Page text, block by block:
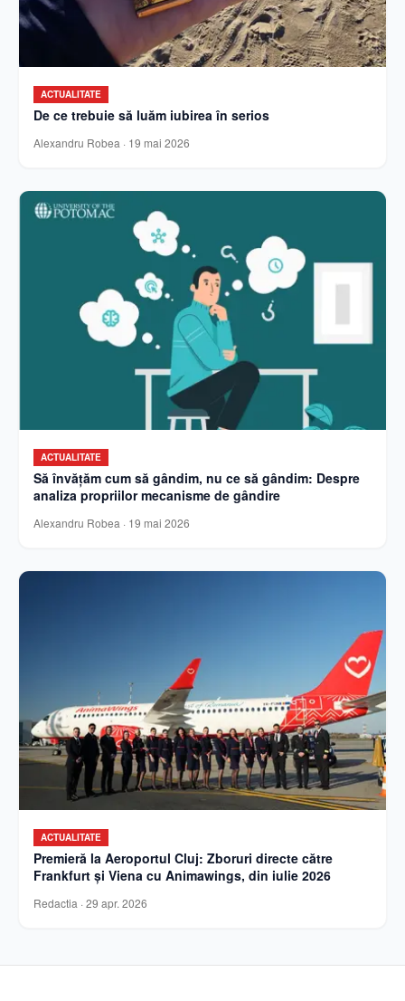
ACTUALITATE
De ce trebuie să luăm iubirea în serios
Alexandru Robea · 19 mai 2026
ACTUALITATE
Să învățăm cum să gândim, nu ce să gândim: Despre
analiza propriilor mecanisme de gândire
Alexandru Robea · 19 mai 2026
ACTUALITATE
Premieră la Aeroportul Cluj: Zboruri directe către
Frankfurt și Viena cu Animawings, din iulie 2026
Redactia · 29 apr. 2026